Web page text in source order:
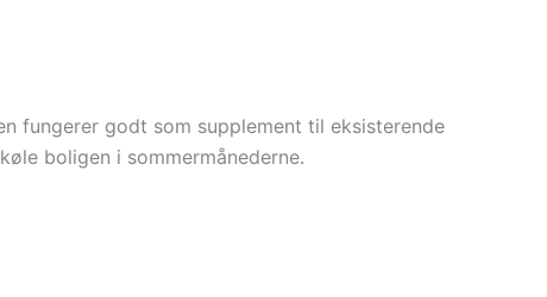
fungerer godt som supplement til eksisterende
boligen i sommermånederne.